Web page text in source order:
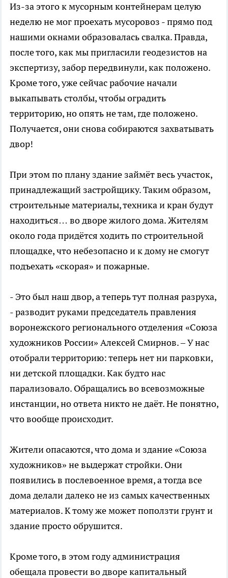
Из-за этого к мусорным контейнерам целую
неделю не мог проехать мусоровоз - прямо под
нашими окнами образовалась свалка. Правда,
после того, как мы пригласили геодезистов на
экспертизу, забор передвинули, как положено.
Кроме того, уже сейчас рабочие начали
выкапывать столбы, чтобы оградить
территорию, но опять не там, где положено.
Получается, они снова собираются захватывать
двор!
При этом по плану здание займёт весь участок,
принадлежащий застройщику. Таким образом,
строительные материалы, техника и кран будут
находиться… во дворе жилого дома. Жителям
около года придётся ходить по строительной
площадке, что небезопасно и к дому не смогут
подъехать «скорая» и пожарные.
- Это был наш двор, а теперь тут полная разруха,
- разводит руками председатель правления
воронежского регионального отделения «Союза
художников России» Алексей Смирнов. – У нас
отобрали территорию: теперь нет ни парковки,
ни детской площадки. Как будто нас
парализовало. Обращались во всевозможные
инстанции, но ответа никто не даёт. Не понятно,
что вообще происходит.
Жители опасаются, что дома и здание «Союза
художников» не выдержат стройки. Они
появились в послевоенное время, а тогда все
дома делали далеко не из самых качественных
материалов. К тому же может поползти грунт и
здание просто обрушится.
Кроме того, в этом году администрация
обещала провести во дворе капитальный